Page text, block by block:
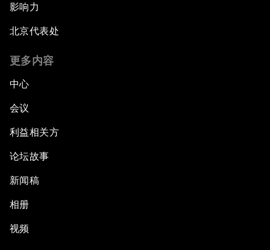
影响力
北京代表处
更多内容
中心
会议
利益相关方
论坛故事
新闻稿
相册
视频